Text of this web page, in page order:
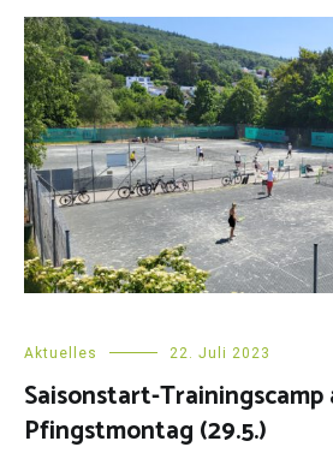
Aktuelles 22. Juli 2023
Saisonstart-Trainingscamp
Pfingstmontag (29.5.)